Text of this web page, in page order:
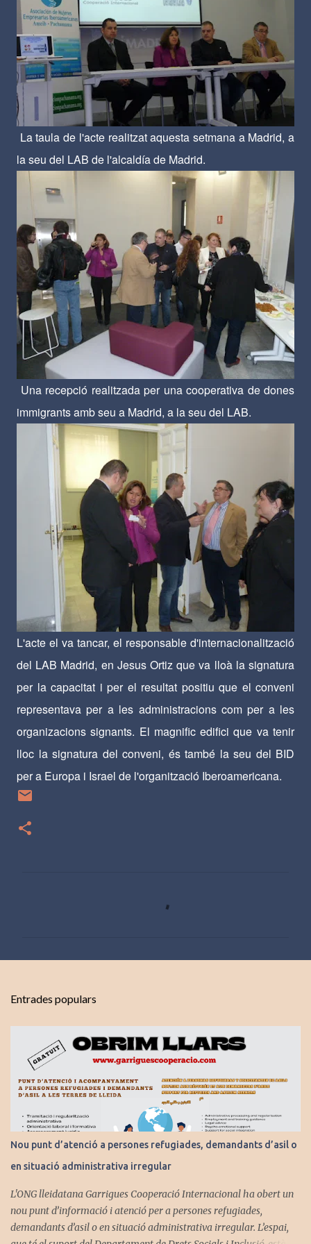
La taula de l'acte realitzat aquesta setmana a Madrid, a
la seu del LAB de l'alcaldía de Madrid.
Una recepció realitzada per una cooperativa de dones
immigrants amb seu a Madrid, a la seu del LAB.
L'acte el va tancar, el responsable d'internacionalització
del LAB Madrid, en Jesus Ortiz que va lloà la signatura
per la capacitat i per el resultat positiu que el conveni
representava per a les administracions com per a les
organizacions signants. El magnific edifici que va tenir
lloc la signatura del conveni, és també la seu del BID
per a Europa i Israel de l'organització Iberoamericana.
r
Entrades populars
Nou punt d’atenció a persones refugiades, demandants d’asil o
en situació administrativa irregular
L'ONG lleidatana Garrigues Cooperació Internacional ha obert un
nou punt d’informació i atenció per a persones refugiades,
demandants d’asil o en situació administrativa irregular. L’espai,